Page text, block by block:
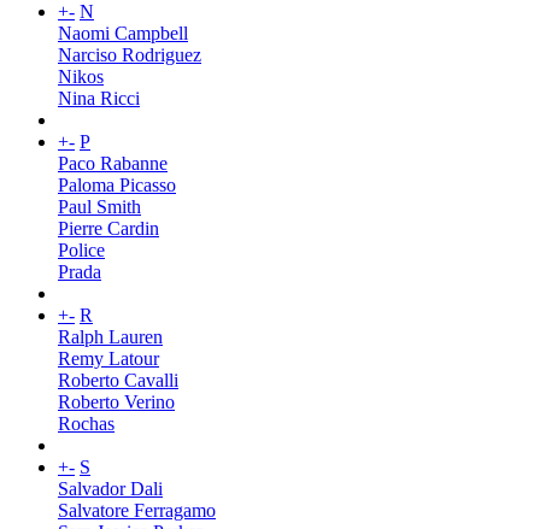
+- N
Naomi Campbell
Narciso Rodriguez
Nikos
Nina Ricci
+- P
Paco Rabanne
Paloma Picasso
Paul Smith
Pierre Cardin
Police
Prada
+- R
Ralph Lauren
Remy Latour
Roberto Cavalli
Roberto Verino
Rochas
+- S
Salvador Dali
Salvatore Ferragamo